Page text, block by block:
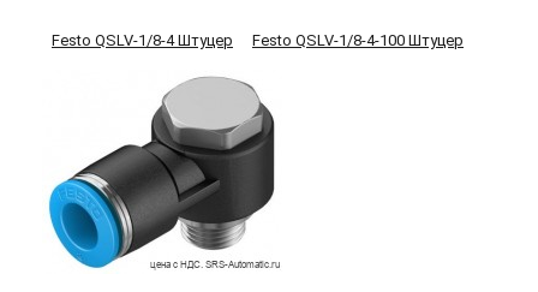
Festo QSLV-1/8-4 Штуцер Festo QSLV-1/8-4-100 Штуцер